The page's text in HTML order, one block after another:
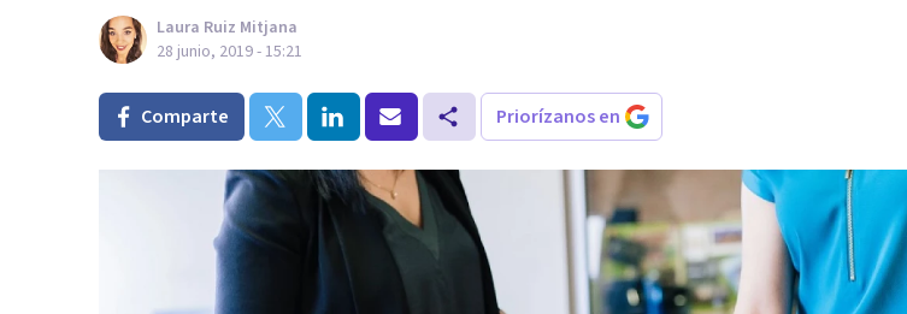
Laura Ruiz Mitjana
28 junio, 2019 - 15:21
Comparte Priorízanos en